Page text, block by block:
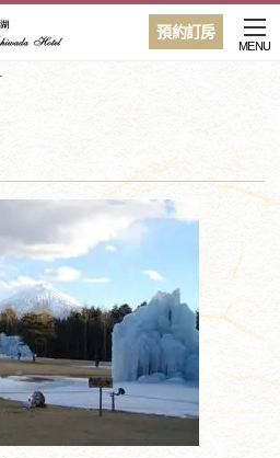
預約訂房
MENU